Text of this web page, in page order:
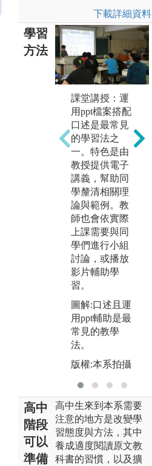
下載詳細資料
學習
方法
課堂講授：運
用ppt檔案搭配
口述是最常見
的學習法之
一。特色是由
教授提供電子
講義，幫助同
學釐清相關理
論與範例。教
師也會依實際
上課需要與同
學們進行小組
討論，或播放
影片輔助學
習。
圖解:口述且運
用ppt輔助是最
常見的教學
法。
版權:本系拍攝
高中
階段
可以
準備
高中生來到本系需要
注意的地方是改變學
習態度與方法，其中
養成適度閱讀原文教
科書的習慣，以及擴